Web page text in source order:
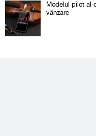
Modelul pilot al
vânzare